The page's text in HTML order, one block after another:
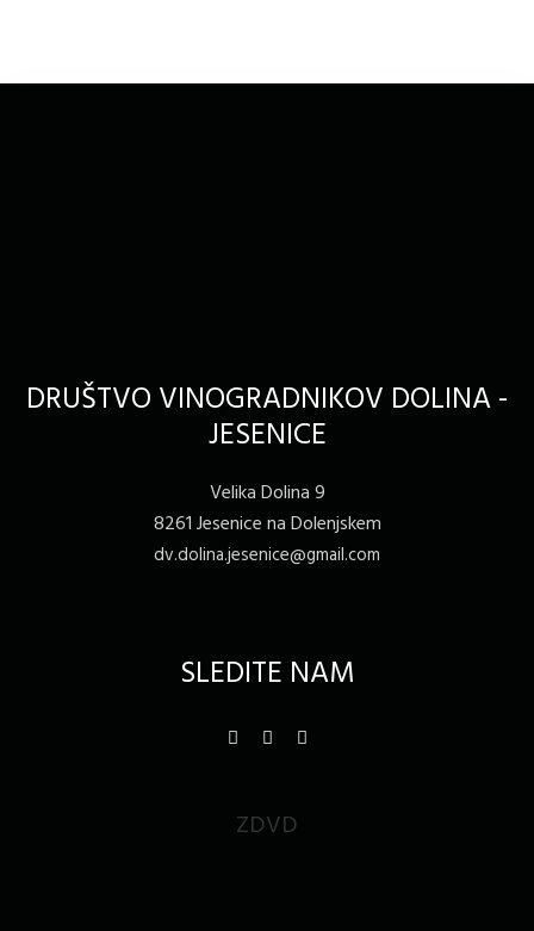
DRUŠTVO VINOGRADNIKOV DOLINA -
JESENICE
Velika Dolina 9
8261 Jesenice na Dolenjskem
dv.dolina.jesenice@gmail.com
SLEDITE NAM
ZDVD